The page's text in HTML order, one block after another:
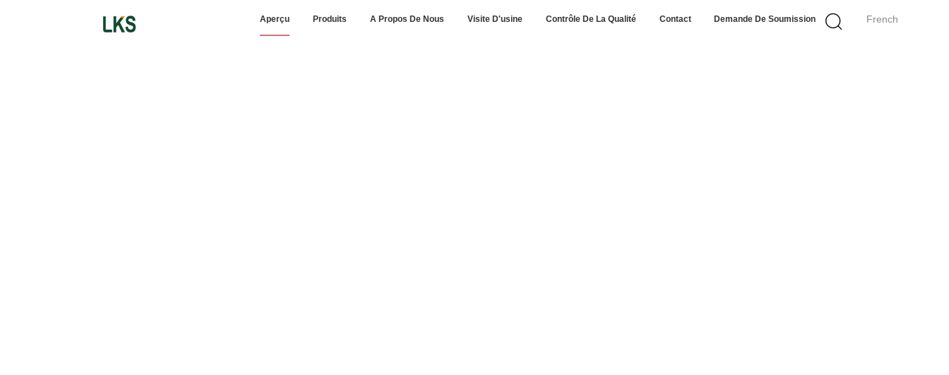
French
Aperçu Produits A Propos De Nous Visite D'usine Contrôle De La Qualité Contact Demande De Soumission